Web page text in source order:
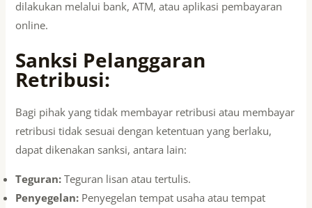
dilakukan melalui bank, ATM, atau aplikasi pembayaran
online.
Sanksi Pelanggaran
Retribusi:
Bagi pihak yang tidak membayar retribusi atau membayar
retribusi tidak sesuai dengan ketentuan yang berlaku,
dapat dikenakan sanksi, antara lain:
Teguran: Teguran lisan atau tertulis.
Penyegelan: Penyegelan tempat usaha atau tempat